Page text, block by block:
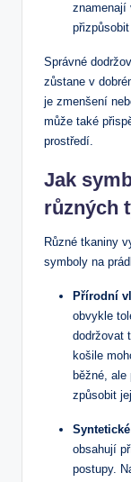
znamenají
Správné
zůstane v
je zmenšení
může také
prostředí.
Jak
různých
Různé tkaniny
symboly na
Přírodní
obvykle
dodržovat
košile
běžné,
způsobit
obsahují
postupy.